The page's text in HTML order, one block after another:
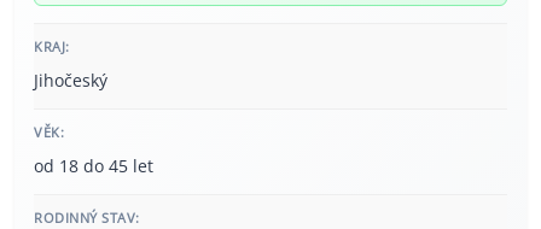
KRAJ:
Jihočeský
VĚK:
od 18 do 45 let
RODINNÝ STAV: